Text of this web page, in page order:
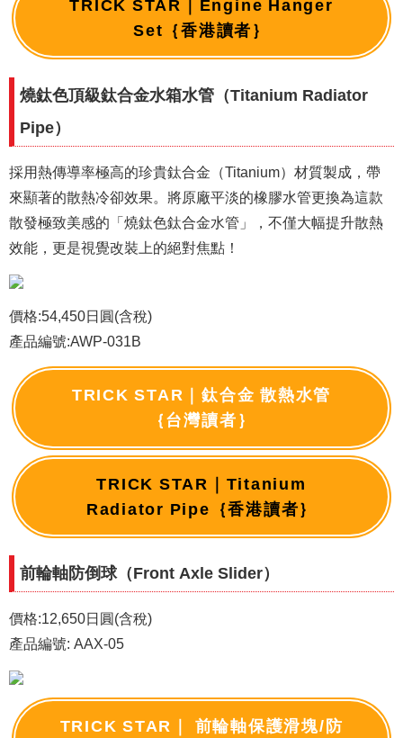
TRICK STAR｜Engine Hanger
Set｛香港讀者｝
燒鈦色頂級鈦合金水箱水管（Titanium Radiator
Pipe）
採用熱傳導率極高的珍貴鈦合金（Titanium）材質製成，帶
來顯著的散熱冷卻效果。將原廠平淡的橡膠水管更換為這款
散發極致美感的「燒鈦色鈦合金水管」，不僅大幅提升散熱
效能，更是視覺改裝上的絕對焦點！
價格:54,450日圓(含稅)
產品編號:AWP-031B
TRICK STAR｜鈦合金 散熱水管
｛台灣讀者｝
TRICK STAR｜Titanium
Radiator Pipe｛香港讀者｝
前輪軸防倒球（Front Axle Slider）
價格:12,650日圓(含稅)
產品編號: AAX-05
TRICK STAR｜ 前輪軸保護滑塊/防